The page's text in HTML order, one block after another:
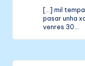
[…] mil
pasar unha
venres 30…